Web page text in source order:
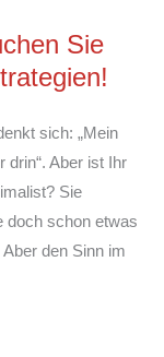
Sie
sich: „Mein
drin“. Aber ist Ihr
Sie
doch schon etwas
den Sinn im